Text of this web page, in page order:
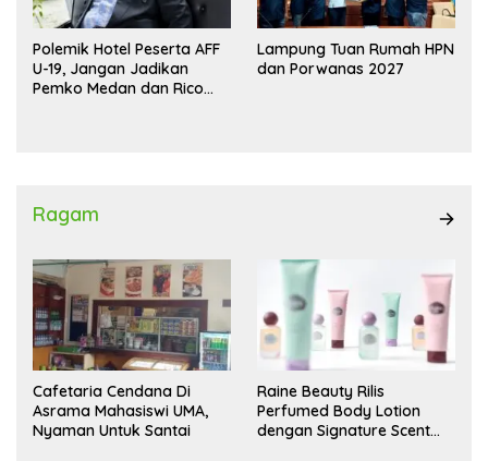
Polemik Hotel Peserta AFF
U-19, Jangan Jadikan
Pemko Medan dan Rico
Lampung Tuan Rumah HPN
dan Porwanas 2027
Ragam
Cafetaria Cendana Di
Asrama Mahasiswi UMA,
Nyaman Untuk Santai
Raine Beauty Rilis
Perfumed Body Lotion
dengan Signature Scent